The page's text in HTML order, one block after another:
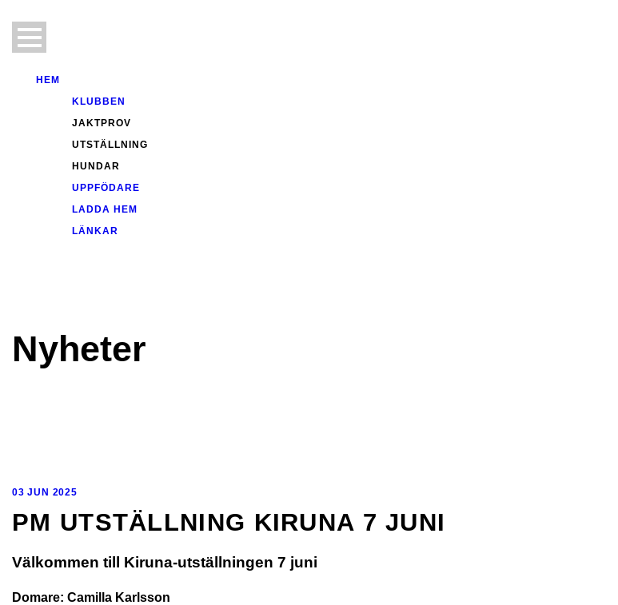
HEM
KLUBBEN
JAKTPROV
UTSTÄLLNING
HUNDAR
UPPFÖDARE
LADDA HEM
LÄNKAR
Nyheter
03 JUN 2025
PM UTSTÄLLNING KIRUNA 7 JUNI
Välkommen till Kiruna-utställningen 7 juni
Domare: Camilla Karlsson